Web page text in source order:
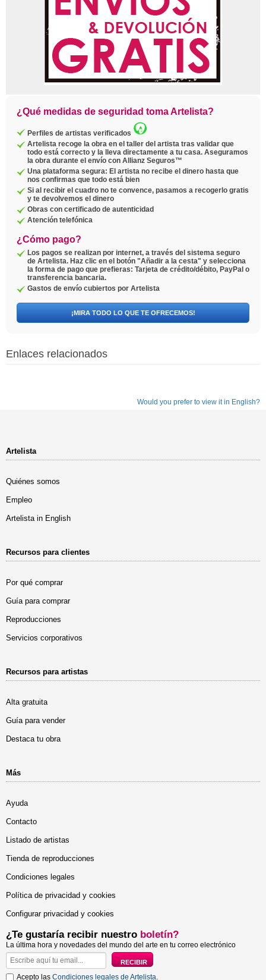
¿Qué medidas de seguridad toma Artelista?
Perfiles de artistas verificados
Artelista recoge la obra en el taller del artista tras validar que
todo está correcto y la lleva directamente a tu casa. Aseguramos
la obra durante el envío con Allianz Seguros™
Una plataforma segura: El artista no recibe el dinero hasta que
nos confirmas que todo está bien
Si al recibir el cuadro no te convence, pasamos a recogerlo gratis
y te devolvemos el dinero
Obras con certificado de autenticidad
Atención telefónica
¿Cómo pago?
Los pagos se realizan por internet, a través del sistema seguro
de Artelista. Haz clic en el botón "Añadir a la cesta" y selecciona
la forma de pago que prefieras: Tarjeta de crédito/débito, PayPal o
transferencia bancaria.
Gastos de envío cubiertos por Artelista
¡MIRA TODO LO QUE TE OFRECEMOS!
Enlaces relacionados
Would you prefer to view it in English?
Artelista
Quiénes somos
Empleo
Artelista in English
Recursos para clientes
Por qué comprar
Guía para comprar
Reproducciones
Servicios corporativos
Recursos para artistas
Alta gratuita
Guía para vender
Destaca tu obra
Más
Ayuda
Contacto
Listado de artistas
Tienda de reproducciones
Condiciones legales
Política de privacidad y cookies
Configurar privacidad y cookies
¿Te gustaría recibir nuestro boletín?
La última hora y novedades del mundo del arte en tu correo electrónico
Acepto las Condiciones legales de Artelista.